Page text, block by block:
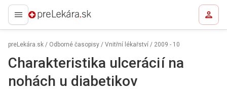
preLekára.sk
preLekára.sk / Odborné časopisy / Vnitřní lékařství / 2009 - 10
Charakteristika ulceráci í na
nohách u diabetikov